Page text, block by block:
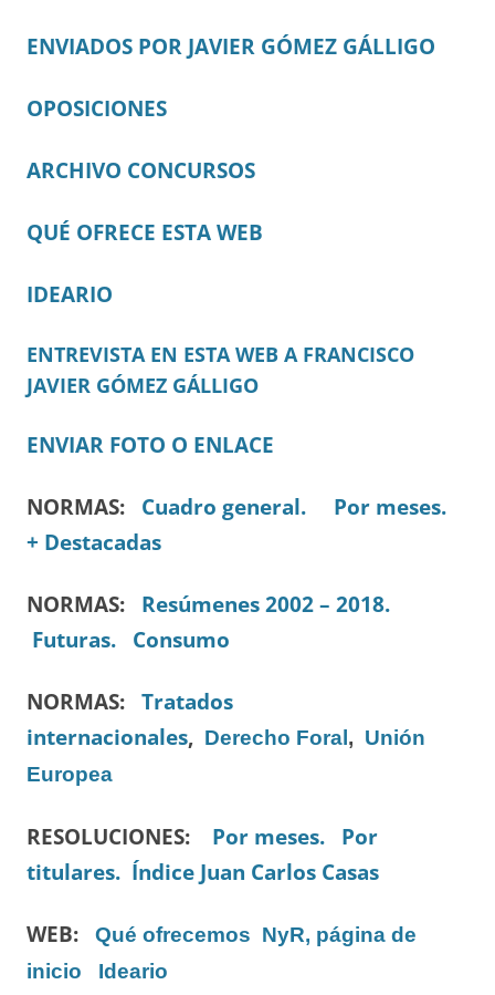
ENVIADOS POR JAVIER GÓMEZ GÁLLIGO
OPOSICIONES
ARCHIVO CONCURSOS
QUÉ OFRECE ESTA WEB
IDEARIO
ENTREVISTA EN ESTA WEB A FRANCISCO
JAVIER GÓMEZ GÁLLIGO
ENVIAR FOTO O ENLACE
NORMAS: Cuadro general.
Por meses.
+ Destacadas
NORMAS: Resúmenes 2002 – 2018.
Futuras.
Consumo
NORMAS: Tratados
internacionales, Derecho Foral , Unión
Europea
RESOLUCIONES: Por meses.
Por
titulares. Índice Juan Carlos Casas
WEB: Qué ofrecemos NyR, página de
inicio
Ideario